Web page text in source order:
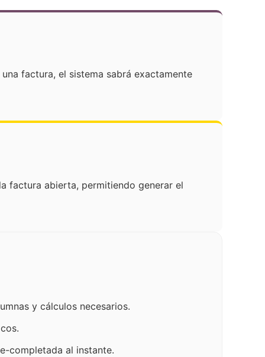
factura, el sistema sabrá exactamente
factura abierta, permitiendo generar el
y cálculos necesarios.
completada al instante.